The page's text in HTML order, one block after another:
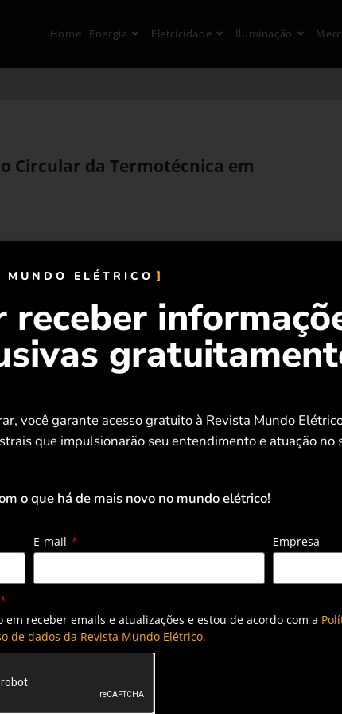
Home Energia Eletricidade Iluminação
Circular da Termotécnica em
MUNDO ELÉTRICO
receber
você garante acesso gratuito à Revista Mundo
que impulsionarão seu entendimento e atuação no
o que há de mais novo no mundo elétrico!
E-mail Empresa
em receber emails e atualizações e estou de acordo com a
de dados da Revista Mundo Elétrico.